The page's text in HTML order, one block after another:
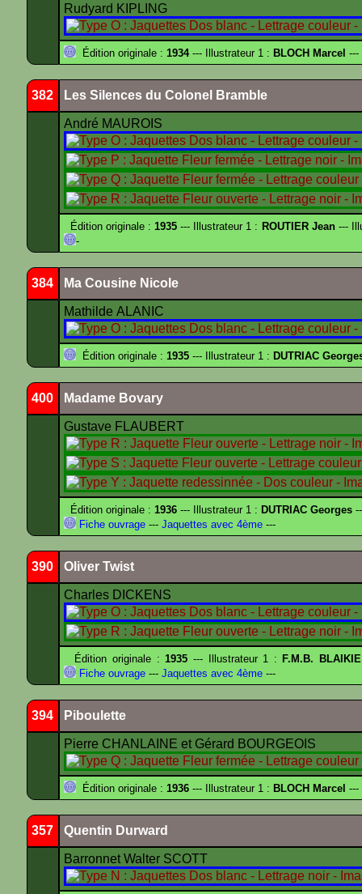
Rudyard KIPLING
Édition originale : 1934--- Illustrateur 1 : BLOCH Marcel ---
382 Les Silences du Colonel Bramble
André MAUROIS
Édition originale :1935 --- Illustrateur 1 : ROUTIER Jean---
-
384 Ma Cousine Nicole
Mathilde ALANIC
Édition originale : 1935 --- Illustrateur 1 : DUTRIAC
400 Madame Bovary
Gustave FLAUBERT
Édition originale :1936 --- Illustrateur 1 : DUTRIAC Georges
Fiche ouvrage --- Jaquettes avec 4ème ---
390 Oliver Twist
Charles DICKENS
Édition originale :1935 --- Illustrateur 1 : F.M.B.
Fiche ouvrage --- Jaquettes avec 4ème ---
394 Piboulette
Pierre CHANLAINE et Gérard BOURGEOIS
Édition originale : 1936 --- Illustrateur 1 : BLOCH Marcel ---
357 Quentin Durward
Barronnet Walter SCOTT